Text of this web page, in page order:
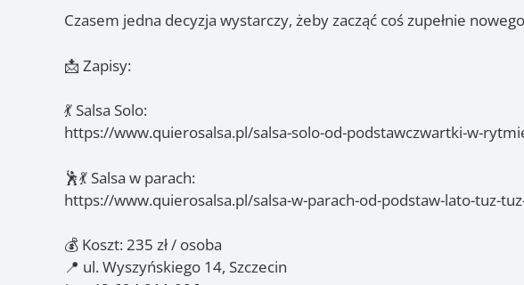
Czasem jedna decyzja wystarczy, żeby zacząć coś zupełnie
📩 Zapisy:
💃 Salsa Solo:
https://www.quierosalsa.pl/salsa-solo-od-podstawczwartki-w-
🕺💃 Salsa w parach:
https://www.quierosalsa.pl/salsa-w-parach-od-podstaw-lato-tuz-
💰 Koszt: 235 zł / osoba
📍 ul. Wyszyńskiego 14, Szczecin